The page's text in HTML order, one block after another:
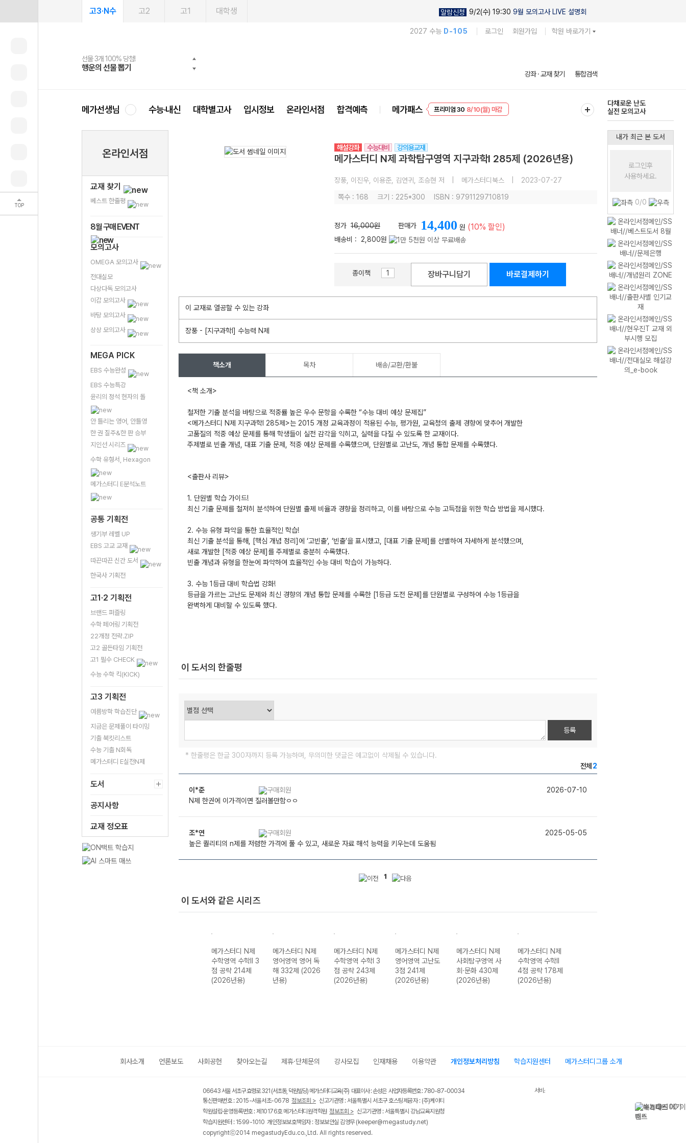
TOP
고3·N수 고2 고1 대학생 알람신청 9/2(수) 19:30 9월 모의고사 LIVE 설명회
2027 수능 D-105 로그인 회원가입 학원 바로가기
선물 3개 100% 당첨!
행운의 선물 뽑기
선물 100% 증정!
메가스터디 X 올리브
여름방학 스터디 캐시백
메가런 썸머스쿨
2027 러셀 단과
강사 공개선발
스마트러닝앱
설문 EVENT
메가패스
3일 무료 체험권
메가패스 수강생 무료혜택!
메가클럽 멤버십
사회공헌 캠페인
희망이룸 메가나눔
강좌 · 교재 찾기 통합검색
메가선생님 수능·내신 대학별고사 입시정보 온라인서점 합격예측 메가패스 프리미엄 30 8/10(월) 마감
다채로운 난도
실전 모의고사
온라인서점
교재 찾기
베스트 한줄평
8월 구매 EVENT
모의고사
OMEGA 모의고사
전대실모
다상다독 모의고사
이감 모의고사
바탕 모의고사
상상 모의고사
MEGA PICK
EBS 수능완성
EBS 수능특강
윤리의 정석 현자의 돌
안 틀리는 영어, 안틀영
한 권 질주&한 판 승부
지인선 시리즈
수학 유형서, Hexagon
메가스터디 E분석노트
공통 기획전
생기부 레벨 UP
EBS 고교 교재
따끈따끈 신간 도서
한국사 기획전
고1·2 기획전
브랜드 퍼즐링
수학 페어링 기획전
22개정 전략.ZIP
고2 골든타임 기획전
고1 필수 CHECK
수능 수학 킥(KICK)
고3 기획전
여름방학 학습진단
지금은 문제풀이 타이밍
기출 북킷리스트
수능 기출 N회독
메가스터디 E실전N제
도서
공지사항
교재 정오표
해설강좌 수능대비 강의용교재
메가스터디 N제 과학탐구영역 지구과학I 285제 (2026년용)
장풍, 이진우, 이용준, 김연귀, 조승현 저 메가스터디북스 2023-07-27
쪽수 : 168 크기 : 225*300 ISBN : 9791129710819
정가 16,000원 판매가 14,400 원 (10% 할인)
배송비 : 2,800원
종이책 장바구니담기 바로결제하기
이 교재로 열공할 수 있는 강좌
장풍 - [지구과학I] 수능력 N제
책소개 목차 배송/교환/환불
<책 소개>
철저한 기출 분석을 바탕으로 적중률 높은 우수 문항을 수록한 “수능 대비 예상 문제집”
<메가스터디 N제 지구과학Ⅰ 285제>는 2015 개정 교육과정이 적용된 수능, 평가원, 교육청의 출제 경향에 맞추어 개발한
고품질의 적중 예상 문제를 통해 학생들이 실전 감각을 익히고, 실력을 다질 수 있도록 한 교재이다.
주제별로 빈출 개념, 대표 기출 문제, 적중 예상 문제를 수록했으며, 단원별로 고난도, 개념 통합 문제를 수록했다.
<출판사 리뷰>
1. 단원별 학습 가이드!
최신 기출 문제를 철저히 분석하여 단원별 출제 비율과 경향을 정리하고, 이를 바탕으로 수능 고득점을 위한 학습 방법을 제시했다.
2. 수능 유형 파악을 통한 효율적인 학습!
최신 기출 분석을 통해, [핵심 개념 정리]에 ‘고빈출’, ‘빈출’을 표시했고, [대표 기출 문제]를 선별하여 자세하게 분석했으며,
새로 개발한 [적중 예상 문제]를 주제별로 충분히 수록했다.
빈출 개념과 유형을 한눈에 파악하여 효율적인 수능 대비 학습이 가능하다.
3. 수능 1등급 대비 학습법 강화!
등급을 가르는 고난도 문제와 최신 경향의 개념 통합 문제를 수록한 [1등급 도전 문제]를 단원별로 구성하여 수능 1등급을
완벽하게 대비할 수 있도록 했다.
이 도서의 한줄평
등록
* 한줄평은 한글 300자까지 등록 가능하며, 무의미한 댓글은 예고없이 삭제될 수 있습니다.
전체 2
이*준
2026-07-10
N제 한권에 이가격이면 질러볼만함ㅇㅇ
조*연
2025-05-05
높은 퀄리티의 n제를 저렴한 가격에 풀 수 있고, 새로운 자료 해석 능력을 키우는데 도움됨
1
이 도서와 같은 시리즈
메가스터디 N제
수학영역 수학II 3
점 공략 214제
(2026년용)
메가스터디 N제
영어영역 영어 독
해 332제 (2026
년용)
메가스터디 N제
수학영역 수학I 3
점 공략 243제
(2026년용)
메가스터디 N제
영어영역 고난도
3점 241제
(2026년용)
메가스터디 N제
사회탐구영역 사
회·문화 430제
(2026년용)
메가스터디 N제
수학영역 수학II
4점 공략 178제
(2026년용)
내가 최근 본 도서
로그인후
사용하세요.
0/0
회사소개 언론보도 사회공헌 찾아오는길 제휴·단체문의 강사모집 인재채용 이용약관 개인정보처리방침 학습지원센터 메가스터디그룹 소개
06643 서울 서초구 효령로 321 (서초동, 덕원빌딩) 메가스터디교육(주) 대표이사 : 손성은 사업자등록번호 : 780-87-00034
통신판매번호 : 2015-서울서초-0678 정보조회 > 신고기관명 : 서울특별시 서초구 호스팅제공자 : (주)케이티
학원설립·운영등록번호 : 제10176호 메가스터디원격학원 정보조회 > 신고기관명 : 서울특별시 강남교육지원청
학습지원센터 : 1599-1010 개인정보보호책임자 : 정보보안실 김영무(keeper@megastudy.net)
copyrightⓒ2014 megastudyEdu.co.,Ltd. All rights reserved.
서비스 가입사실 확인